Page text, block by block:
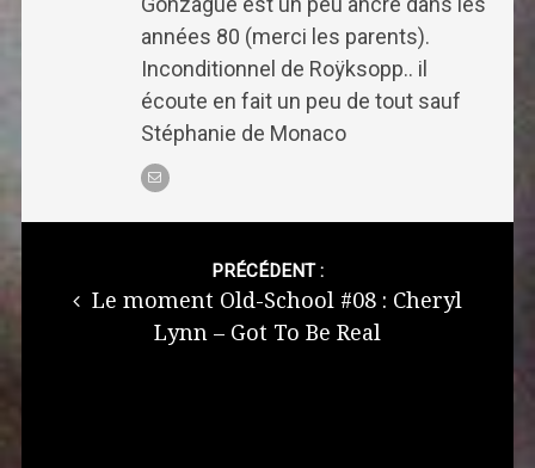
années 80 (merci les parents).
Inconditionnel de Roÿksopp.. il
écoute en fait un peu de tout sauf
Stéphanie de Monaco
PRÉCÉDENT :
Le moment Old-School #08 : Cheryl
Lynn – Got To Be Real